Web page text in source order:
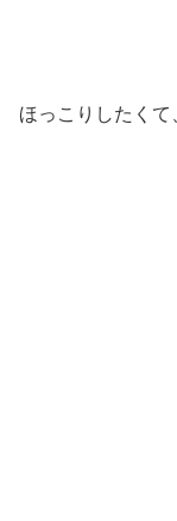
ほっこりしたくて